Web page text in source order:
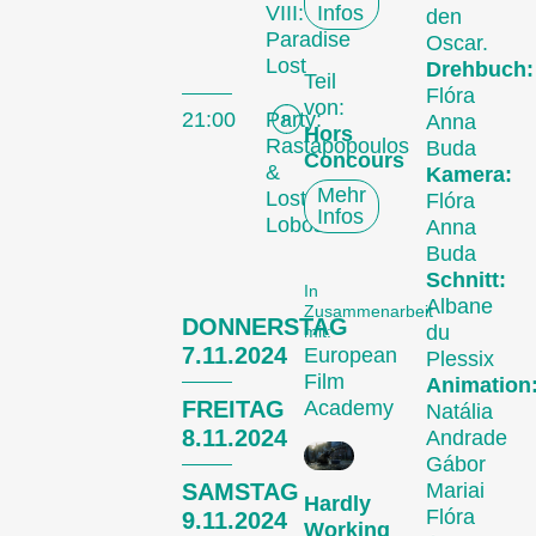
VIII:
Paradise
Lost
21:00
Party:
Rastapopoulos
&
Lost
Lobos
DONNERSTAG
7.11.2024
FREITAG
8.11.2024
SAMSTAG
9.11.2024
Infos
Teil
von:
Hors
Concours
Mehr
Infos
In
Zusammenarbeit
mit:
European
Film
Academy
Hardly
Working
den
Oscar.
Drehbuch:
Flóra
Anna
Buda
Kamera:
Flóra
Anna
Buda
Schnitt:
Albane
du
Plessix
Natália
Andrade
Gábor
Mariai
Flóra
Die Internationalen
Kurzfilmtage Winterthur
sind das bedeutendste
Kurzfilmfestival der
Schweiz. Jeden
November verwandeln
wir die Stadt Winterthur
für sechs Tage in eine
Kurzfilmmetropole.
An den Kurzfilmtagen gibt
es für alle etwas zu
entdecken: Wir zeigen
sorgfältig
zusammengestellte
Kurzfilmprogramme zu
aktuellen Geschehnissen
oder zu Themen, die
unseren Kurator:innen